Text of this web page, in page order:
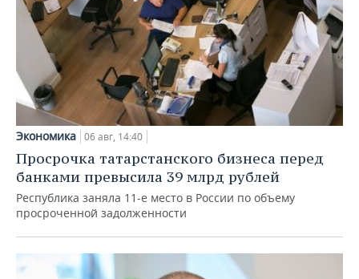
Экономика 06 авг, 14:40
Просрочка татарстанского бизнеса перед
банками превысила 39 млрд рублей
Республика заняла 11-е место в России по объему
просроченной задолженности